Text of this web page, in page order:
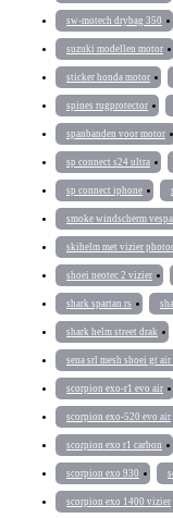
sw-motech drybag 350
suzuki modellen motor
sticker honda motor
spines rugprotector
spanbanden voor motor
sp connect s24 ultra
sp connect iphone
smoke windscherm vespa
skihelm met vizier
shoei neotec 2 vizier
shark spartan rs
shark helm street drak
sena srl mesh shoei gt air
scorpion exo-r1 evo air
scorpion exo-520 evo air
scorpion exo r1 carbon
scorpion exo 930
scorpion exo 1400 vizier